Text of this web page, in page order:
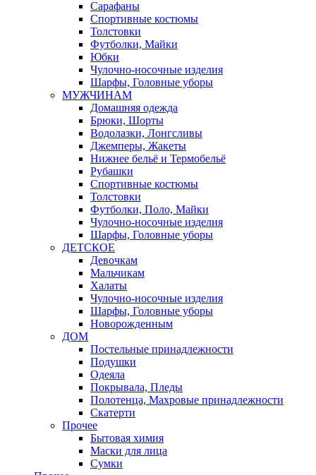
Сарафаны
Спортивные костюмы
Толстовки
Футболки, Майки
Юбки
Чулочно-носочные изделия
Шарфы, Головные уборы
МУЖЧИНАМ
Домашняя одежда
Брюки, Шорты
Водолазки, Лонгсливы
Джемперы, Жакеты
Нижнее бельё и Термобельё
Рубашки
Спортивные костюмы
Толстовки
Футболки, Поло, Майки
Чулочно-носочные изделия
Шарфы, Головные уборы
ДЕТСКОЕ
Девочкам
Мальчикам
Халаты
Чулочно-носочные изделия
Шарфы, Головные уборы
Новорожденным
ДОМ
Постельные принадлежности
Подушки
Одеяла
Покрывала, Пледы
Полотенца, Махровые принадлежности
Скатерти
Прочее
Бытовая химия
Маски для лица
Сумки